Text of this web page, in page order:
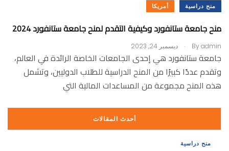
منح دراسية أمريكا
منح جامعة ستانفورد وكيفية التقدم لمنح جامعة ستانفورد 2024
By admin
. ديسمبر 24, 2023
جامعة ستانفورد هي إحدى الجامعات الخاصة الرائدة في العالم،
وتقدم عددًا كبيرًا من المنح الدراسية للطلاب الدوليين، وتشمل
هذه المنح مجموعة من المساعدات المالية التي
أحدث المقالات
منح دراسية